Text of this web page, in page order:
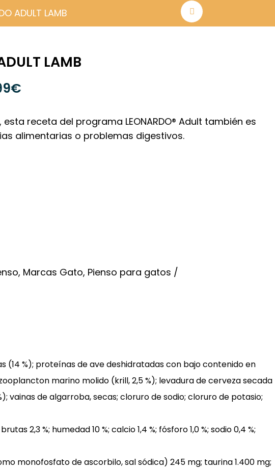
ADULT LAMB
LAMB
€
precios:
desde
receta del programa LEONARDO® Adult también es
alimentarias o problemas digestivos.
, Marcas Gato, Pienso para gatos
%); proteínas de ave deshidratadas con bajo contenido en
marino molido (krill, 2,5 %); levadura de cerveza secada
vainas de algarroba, secas; cloruro de sodio; cloruro de potasio;
2,3 %; humedad 10 %; calcio 1,4 %; fósforo 1,0 %; sodio 0,4 %;
monofosfato de ascorbilo, sal sódica) 245 mg; taurina 1.400 mg;